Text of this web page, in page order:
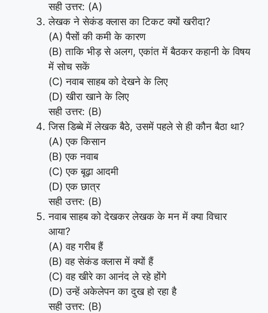
सही उत्तर: (A)
लेखक ने सेकंड क्लास का टिकट क्यों खरीदा?
(A) पैसों की कमी के कारण
(B) ताकि भीड़ से अलग, एकांत में बैठकर कहानी के विषय
में सोच सकें
(C) नवाब साहब को देखने के लिए
(D) खीरा खाने के लिए
सही उत्तर: (B)
जिस डिब्बे में लेखक बैठे, उसमें पहले से ही कौन बैठा था?
(A) एक किसान
(B) एक नवाब
(C) एक बूढ़ा आदमी
(D) एक छात्र
सही उत्तर: (B)
नवाब साहब को देखकर लेखक के मन में क्या विचार
आया?
(A) वह गरीब हैं
(B) वह सेकंड क्लास में क्यों हैं
(C) वह खीरे का आनंद ले रहे होंगे
(D) उन्हें अकेलेपन का दुख हो रहा है
सही उत्तर: (B)